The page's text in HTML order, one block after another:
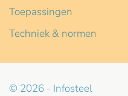
Toepassingen
Techniek & normen
© 2026 - Infosteel